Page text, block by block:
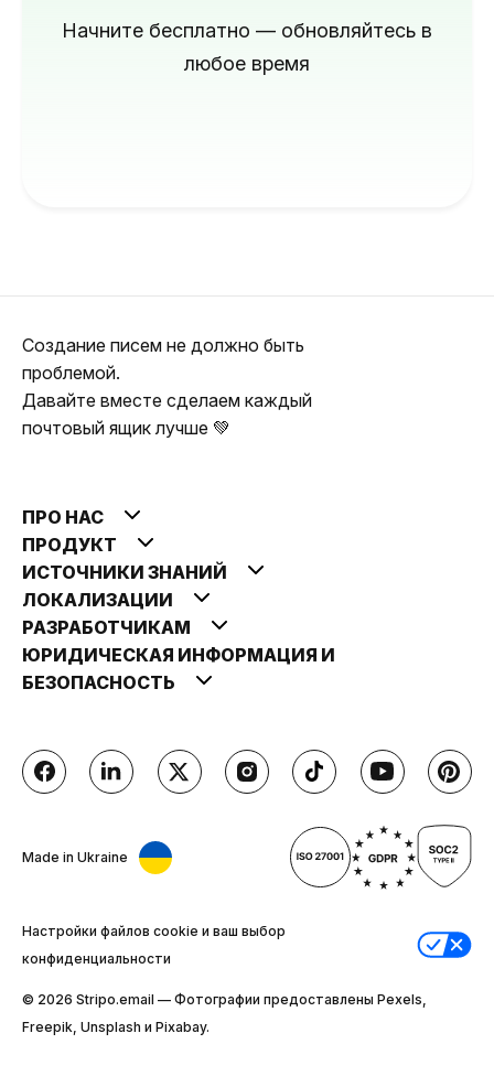
Начните бесплатно — обновляйтесь в
любое время
Создание писем не должно быть
проблемой.
Давайте вместе сделаем каждый
почтовый ящик лучше 💚
ПРО НАС
ПРОДУКТ
ИСТОЧНИКИ ЗНАНИЙ
ЛОКАЛИЗАЦИИ
РАЗРАБОТЧИКАМ
ЮРИДИЧЕСКАЯ ИНФОРМАЦИЯ И
БЕЗОПАСНОСТЬ
Made in Ukraine
Настройки файлов cookie и ваш выбор
конфиденциальности
© 2026 Stripо.email — Фотографии предоставлены Pexels,
Freepik, Unsplash и Pixabay.